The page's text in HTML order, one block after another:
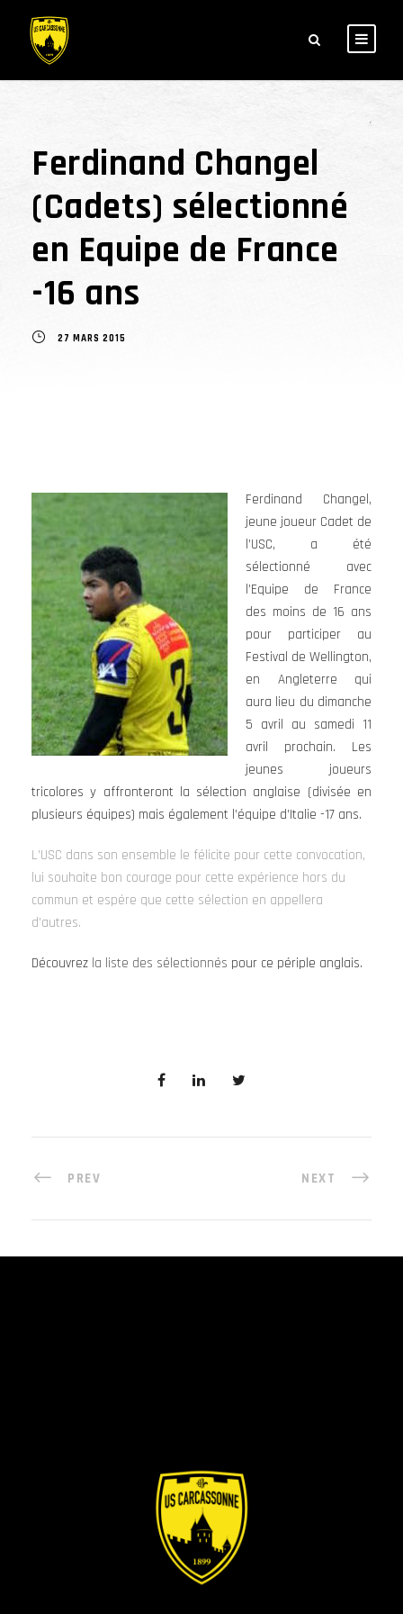
Ferdinand Changel
(Cadets) sélectionné
en Equipe de France
-16 ans
27 MARS 2015
Ferdinand Changel,
jeune joueur Cadet de
l’USC, a été
sélectionné avec
l’Equipe de France
des moins de 16 ans
pour participer au
Festival de Wellington,
en Angleterre qui
aura lieu du dimanche
5 avril au samedi 11
avril prochain. Les
jeunes joueurs
tricolores y affronteront la sélection anglaise (divisée en
plusieurs équipes) mais également l’équipe d’Italie -17 ans.
L’USC dans son ensemble le félicite pour cette convocation,
lui souhaite bon courage pour cette expérience hors du
commun et espére que cette sélection en appellera
d’autres.
Découvrez la liste des sélectionnés pour ce périple anglais.
PREV NEXT